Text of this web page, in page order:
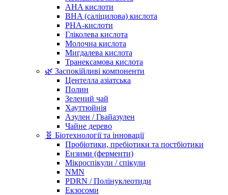
AHA кислоти
BHA (саліцилова) кислота
PHA-кислоти
Гліколева кислота
Молочна кислота
Мигдалева кислота
Транексамова кислота
🌿 Заспокійливі компоненти
Центелла азіатська
Полин
Зелений чай
Хауттюйнія
Азулен / Гвайазулен
Чайне дерево
🧬 Біотехнології та інновації
Пробіотики, пребіотики та постбіотики
Ензими (ферменти)
Мікроспікули / спікули
NMN
PDRN / Полінуклеотиди
Екзосоми